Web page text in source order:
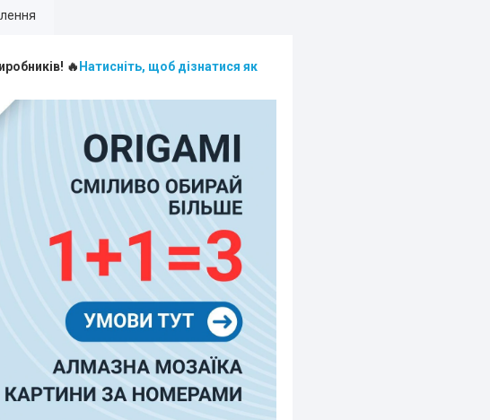
🔥 Натисніть, щоб дізнатися як